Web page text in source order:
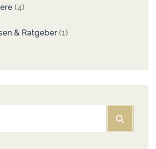
(4)
& Ratgeber(1)